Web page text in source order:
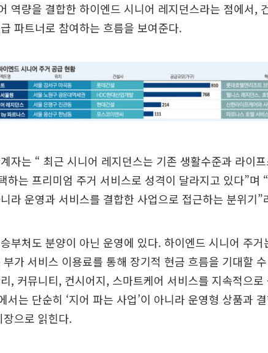
역량을 결합한 하이엔드 시니어 레지던스라는 점에서,
파트너로 참여하는 흐름을 보여준다.
자는 “ 최근 시니어 레지던스는 기존 생활수준과 라이
하는 프리미엄 주거 서비스로 성격이 달라지고 있다”며
라 운영과 서비스를 결합한 사업으로 접근하는 분위기”
부처도 분양이 아닌 운영에 있다. 하이엔드 시니어 주
가 서비스 이용료를 통해 장기적 현금 흐름을 기대할
, 커뮤니티, 컨시어지, 스마트케어 서비스를 지속적으
서는 단순히 ‘지어 파는 사업’이 아니라 운영형 상품과
으로 읽힌다.